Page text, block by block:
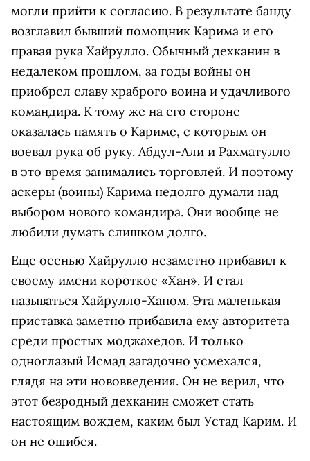
могли прийти к согласию. В результате банду
возглавил бывший помощник Карима и его
правая рука Хайрулло. Обычный дехканин в
недалеком прошлом, за годы войны он
приобрел славу храброго воина и удачливого
командира. К тому же на его стороне
оказалась память о Кариме, с которым он
воевал рука об руку. Абдул-Али и Рахматулло
в это время занимались торговлей. И поэтому
аскеры (воины) Карима недолго думали над
выбором нового командира. Они вообще не
любили думать слишком долго.
Еще осенью Хайрулло незаметно прибавил к
своему имени короткое «Хан». И стал
называться Хайрулло-Ханом. Эта маленькая
приставка заметно прибавила ему авторитета
среди простых моджахедов. И только
одноглазый Исмад загадочно усмехался,
глядя на эти нововведения. Он не верил, что
этот безродный дехканин сможет стать
настоящим вождем, каким был Устад Карим. И
он не ошибся.